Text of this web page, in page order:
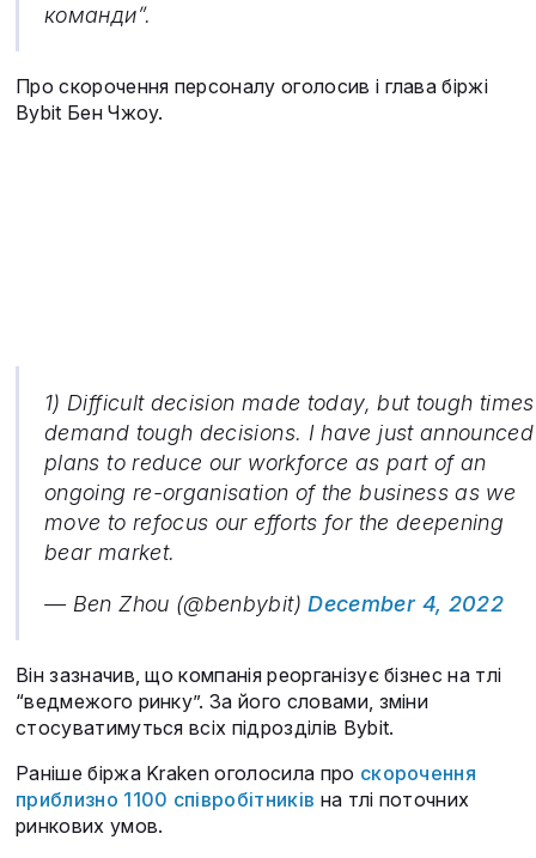
команди”.
Про скорочення персоналу оголосив і глава біржі
Bybit Бен Чжоу.
1) Difficult decision made today, but tough times
demand tough decisions. I have just announced
plans to reduce our workforce as part of an
ongoing re-organisation of the business as we
move to refocus our efforts for the deepening
bear market.
— Ben Zhou (@benbybit)December 4, 2022
Він зазначив, що компанія реорганізує бізнес на тлі
“ведмежого ринку”. За його словами, зміни
стосуватимуться всіх підрозділів Bybit.
Раніше біржа Kraken оголосила про скорочення
приблизно 1100 співробітників на тлі поточних
ринкових умов.